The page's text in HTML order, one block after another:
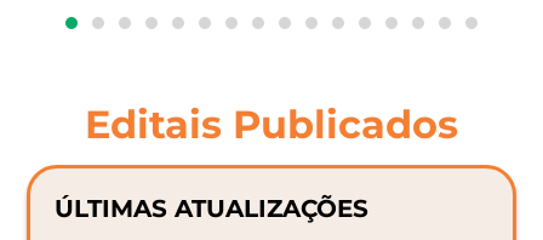
Editais Publicados
ÚLTIMAS ATUALIZAÇÕES